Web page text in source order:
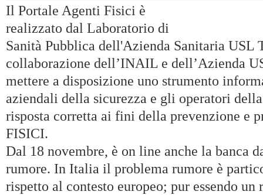
Il Portale Agenti Fisici è
realizzato dal Laboratorio di
Sanità Pubblica dell'Azienda Sanitaria USL
collaborazione dell’INAIL e dell’Azienda
mettere a disposizione uno strumento
aziendali della sicurezza e gli operatori
risposta corretta ai fini della prevenzione e
FISICI.
Dal 18 novembre, è on line anche la banca
rumore. In Italia il problema rumore è
rispetto al contesto europeo; pur essendo